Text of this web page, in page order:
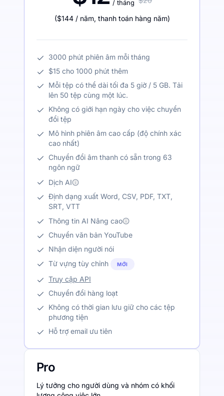
/ tháng
($144 / năm, thanh toán hàng năm)
3000 phút phiên âm mỗi tháng
$15 cho 1000 phút thêm
Mỗi tệp có thể dài tối đa 5 giờ / 5 GB. Tải
lên 50 tệp cùng một lúc.
Không có giới hạn ngày cho việc chuyển
đổi tệp
Mô hình phiên âm cao cấp (độ chính xác
cao nhất)
Chuyển đổi âm thanh có sẵn trong 63
ngôn ngữ
Dịch AI
Định dạng xuất Word, CSV, PDF, TXT,
SRT, VTT
Thông tin AI Nâng cao
Chuyển văn bản YouTube
Nhận diện người nói
Từ vựng tùy chỉnh
MỚI
Truy cập API
Chuyển đổi hàng loạt
Không có thời gian lưu giữ cho các tệp
phương tiện
Hỗ trợ email ưu tiên
Pro
Lý tưởng cho người dùng và nhóm có khối